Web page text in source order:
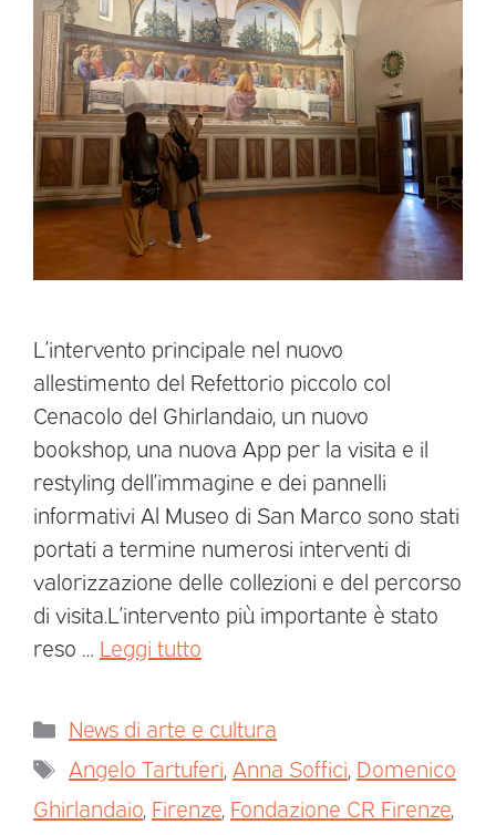
L’intervento principale nel nuovo
allestimento del Refettorio piccolo col
Cenacolo del Ghirlandaio, un nuovo
bookshop, una nuova App per la visita e il
restyling dell’immagine e dei pannelli
informativi Al Museo di San Marco sono stati
portati a termine numerosi interventi di
valorizzazione delle collezioni e del percorso
di visita.L’intervento più importante è stato
reso … Leggi tutto
News di arte e cultura
Angelo Tartuferi, Anna Soffici, Domenico
Ghirlandaio, Firenze, Fondazione CR Firenze,